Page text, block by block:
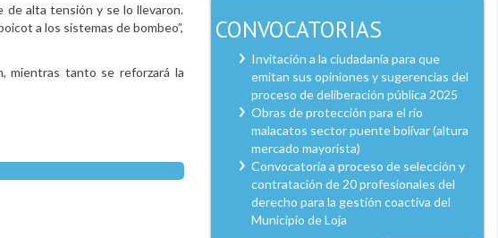
de alta tensión y se lo llevaron.
a los sistemas de bombeo”,
mientras tanto se reforzará la
CONVOCATORIAS
Invitación a la ciudadanía para que
emitan sus opiniones y sugerencias del
proceso de deliberación pública 2025
Obras de protección para el río
malacatos sector puente bolívar (altura
mercado mayorista)
Convocatoria a proceso de selección y
contratación de 20 profesionales del
derecho para la gestión coactiva del
Municipio de Loja